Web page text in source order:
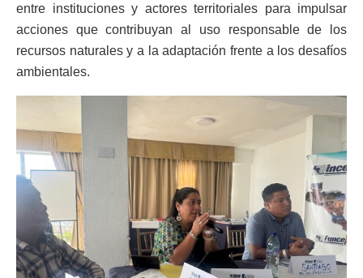
entre instituciones y actores territoriales para impulsar
acciones que contribuyan al uso responsable de los
recursos naturales y a la adaptación frente a los desafíos
ambientales.